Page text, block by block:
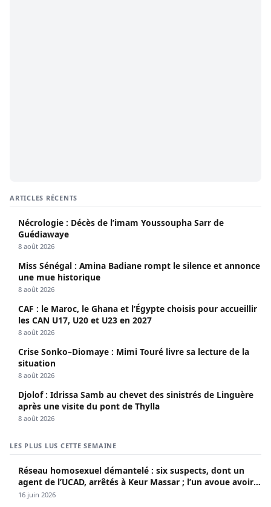
ARTICLES RÉCENTS
Nécrologie : Décès de l’imam Youssoupha Sarr de
Guédiawaye
8 août 2026
Miss Sénégal : Amina Badiane rompt le silence et annonce
une mue historique
8 août 2026
CAF : le Maroc, le Ghana et l’Égypte choisis pour accueillir
les CAN U17, U20 et U23 en 2027
8 août 2026
Crise Sonko–Diomaye : Mimi Touré livre sa lecture de la
situation
8 août 2026
Djolof : Idrissa Samb au chevet des sinistrés de Linguère
après une visite du pont de Thylla
8 août 2026
LES PLUS LUS CETTE SEMAINE
Réseau homosexuel démantelé : six suspects, dont un
agent de l’UCAD, arrêtés à Keur Massar ; l’un avoue avoir
propagé le VIH depuis 2018
16 juin 2026